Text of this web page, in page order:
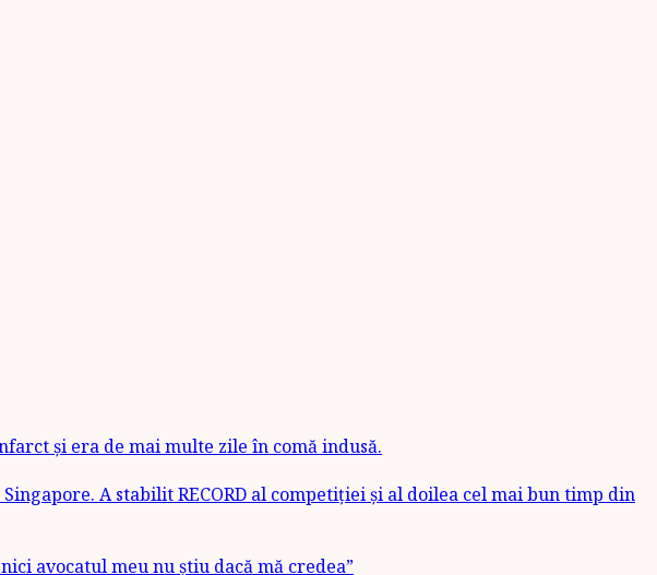
și era de mai multe zile în comă indusă.
A stabilit RECORD al competiției și al doilea cel mai bun timp din
avocatul meu nu știu dacă mă credea”